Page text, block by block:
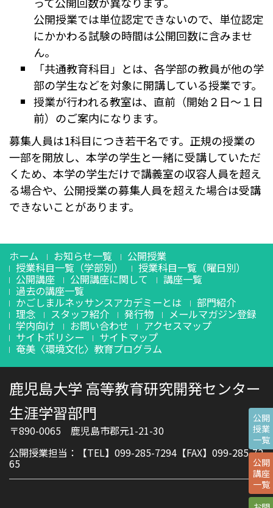
公開授業では単位認定できないので、単位認定
にかかわる試験の時間は公開回数に含みませ
ん。
「共通教育科目」とは、各学部の教員が他の学
部の学生などを対象に開講している授業です。
授業が行われる教室は、直前（開始２日～１日
前）のご案内になります。
募集人員は1科目につき若干名です。正規の授業の
一部を開放し、本学の学生と一緒に受講していただ
くため、本学の学生だけで講義室の収容人員を超え
る場合や、公開授業の募集人員を超えた場合は受講
できないことがあります。
公開
授業
一覧
公開
講座
一覧
ホーム お知らせ一覧 公開授業
授業科目一覧（学部別） 授業科目一覧（曜日別）
公開講座 公開講座に関して 講座一覧
過去の講座一覧
かごしまルネッサンスアカデミーとは 部門紹介
理念 スタッフ紹介 発行物 メールマガジン登録
学内向け お問い合わせ アクセスマップ
サイトポリシー サイトマップ
奄美〈環境文化〉教育プログラム
鹿児島大学 高等教育研究開発センター
生涯学習部門
〒890-0065 鹿児島市郡元1-21-30
公開授業担当：【TEL】099-285-7294【FAX】099-285-72
65